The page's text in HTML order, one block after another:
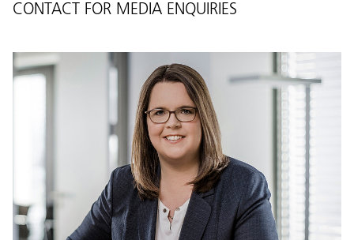
CONTACT FOR MEDIA ENQUIRIES